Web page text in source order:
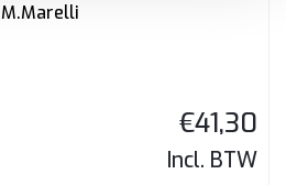
M.Marelli
€41,30
Incl. BTW